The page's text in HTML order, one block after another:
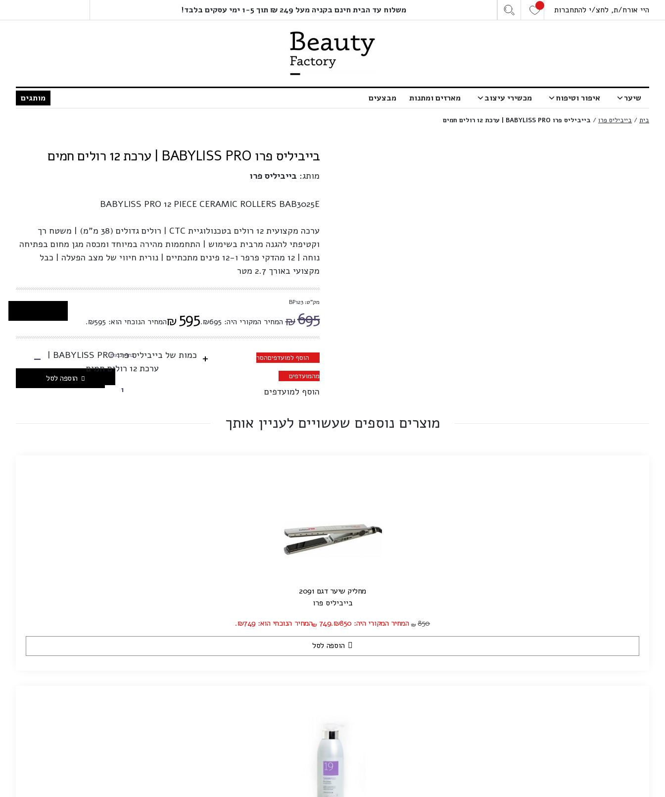
היי אורח/ת, לחצ/י להתחברות משלוח עד הבית חינם בקניה מעל 249 ₪ תוך 1-5 ימי עסקים בלבד!
שיער איפור וטיפוח מכשירי עיצוב מארזים ומתנות מבצעים מותגים
בית / בייביליס פרו / בייביליס פרו BABYLISS PRO | ערכת 12 רולים חמים
בייביליס פרו BABYLISS PRO | ערכת 12 רולים חמים
מותג: בייביליס פרו
BABYLISS PRO 12 PIECE CERAMIC ROLLERS BAB3025E
ערכה מקצועית 12 רולים בטכנולוגיית CTC | רולים גדולים (38 מ"מ) | משטח רך
וקטיפתי להגנה מרבית בשימוש | התחממות מהירה במיוחד ומכסה מגן מחום בפתיחה
נוחה | 12 מהדקי פרפר ו-12 פינים מתכתיים | נורית חיווי של מצב הפעלה | כבל
מקצועי באורך 2.7 מטר
מק"ט: BP123
₪695 המחיר המקורי היה: ₪695. ₪595 המחיר הנוכחי הוא: ₪595.
+
כמות של בייביליס פרו BABYLISS PRO |
ערכת 12 רולים חמים
בחרו כמות -
הוספה לסל
הוסף למועדפיםהסר
מהמועדפים
הוסף למועדפים
מוצרים נוספים שעשויים לעניין אותך
מחליק שיער דגם 2091
בייביליס פרו
₪ 850 המחיר המקורי היה: ₪850. ₪ 749 המחיר הנוכחי הוא: ₪749.
הוספה לסל